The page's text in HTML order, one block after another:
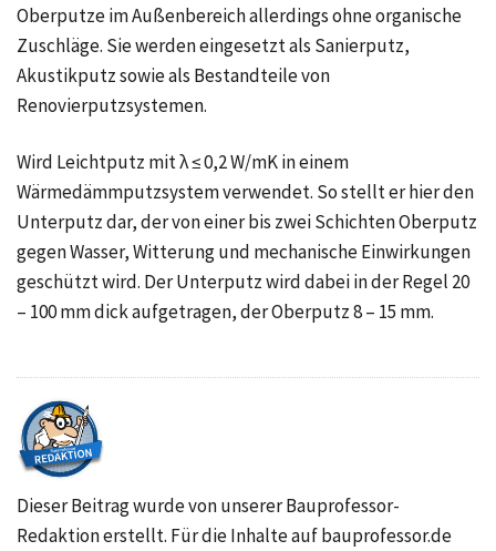
Oberputze im Außenbereich allerdings ohne organische
Zuschläge. Sie werden eingesetzt als Sanierputz,
Akustikputz sowie als Bestandteile von
Renovierputzsystemen.
Wird Leichtputz mit λ ≤ 0,2 W/mK in einem
Wärmedämmputzsystem verwendet. So stellt er hier den
Unterputz dar, der von einer bis zwei Schichten Oberputz
gegen Wasser, Witterung und mechanische Einwirkungen
geschützt wird. Der Unterputz wird dabei in der Regel 20
– 100 mm dick aufgetragen, der Oberputz 8 – 15 mm.
Dieser Beitrag wurde von unserer Bauprofessor-
Redaktion erstellt. Für die Inhalte auf bauprofessor.de